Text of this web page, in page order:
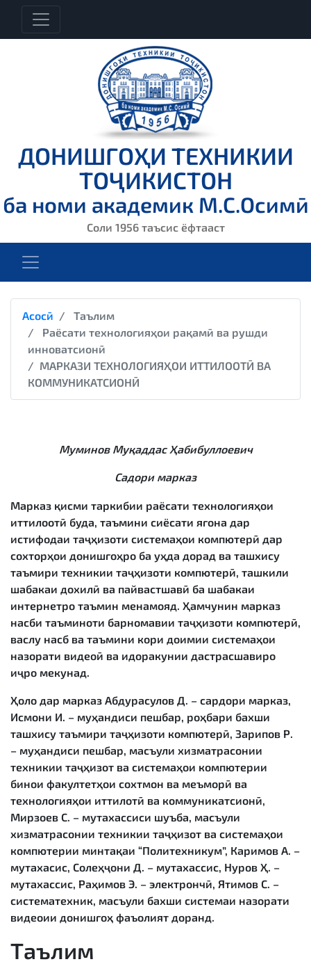
ДОНИШГОҲИ ТЕХНИКИИ
ТОҶИКИСТОН
ба номи академик М.С.Осимӣ
Соли 1956 таъсис ёфтааст
Асосӣ
Таълим
Раёсати технологияҳои рақамӣ ва рушди
инноватсионӣ
МАРКАЗИ ТЕХНОЛОГИЯҲОИ ИТТИЛООТӢ ВА
КОММУНИКАТСИОНӢ
Муминов Муқаддас Ҳабибуллоевич
Садори марказ
Марказ қисми таркибии раёсати технологияҳои
иттилоотӣ буда, таъмини сиёсати ягона дар
истифодаи таҷҳизоти системаҳои компютерӣ дар
сохторҳои донишгоҳро ба уҳда дорад ва ташхису
таъмири техникии таҷҳизоти компютерӣ, ташкили
шабакаи дохилӣ ва пайвастшавӣ ба шабакаи
интернетро таъмин менамояд. Ҳамчунин марказ
насби таъминоти барномавии таҷҳизоти компютерӣ,
васлу насб ва таъмини кори доимии системаҳои
назорати видеоӣ ва идоракунии дастрасшавиро
иҷро мекунад.
Ҳоло дар марказ Абдурасулов Д. – сардори марказ,
Исмони И. – муҳандиси пешбар, роҳбари бахши
ташхису таъмири таҷҳизоти компютерӣ, Зарипов Р.
– муҳандиси пешбар, масъули хизматрасонии
техникии таҷҳизот ва системаҳои компютерии
бинои факултетҳои сохтмон ва меъморӣ ва
технологияҳои иттилотӣ ва коммуникатсионӣ,
Мирзоев С. – мутахассиси шуъба, масъули
хизматрасонии техникии таҷҳизот ва системаҳои
компютерии минтақаи “Политехникум”, Каримов А. –
мутахасис, Солеҳҷони Д. – мутахассис, Нуров Ҳ. –
мутахассис, Раҳимов Э. – электрончӣ, Ятимов С. –
систематехник, масъули бахши системаи назорати
видеоии донишгоҳ фаъолият доранд.
Таълим